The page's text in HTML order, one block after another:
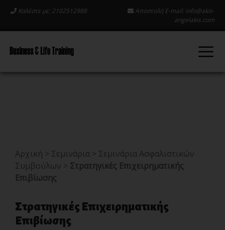
Καλέστε με: 2102512988 Αποστολή E-mail: info@akis-
angelakis.com
Αρχική > Σεμινάρια > Σεμινάρια Ασφαλιστικών
Συμβούλων > Στρατηγικές Επιχειρηματικής
Επιβίωσης
Στρατηγικές Επιχειρηματικής
Επιβίωσης